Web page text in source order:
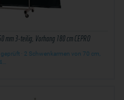
mm 3-teilig, Vorhang 180 cm CEPRO
· 2 Schwenkarmen von 70 cm,